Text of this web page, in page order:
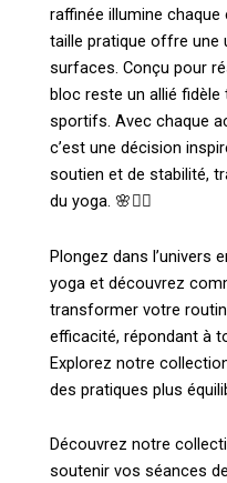
raffinée illumine
taille pratique offre une
surfaces. Conçu pour
bloc reste un allié
sportifs. Avec chaque
c’est une décision
soutien et de stabilité,
du yoga. 🌸🧘‍♀️
Plongez dans l’univers
yoga et découvrez
transformer votre
efficacité, répondant à
Explorez notre
des pratiques plus
Découvrez notre
soutenir vos séances